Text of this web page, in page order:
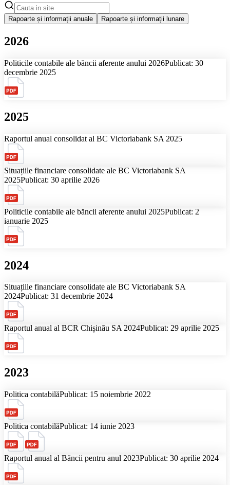
Rapoarte și informații anuale Rapoarte și informații lunare
2026
Politicile contabile ale băncii aferente anului 2026Publicat: 30
decembrie 2025
2025
Raportul anual consolidat al BC Victoriabank SA 2025
Situațiile financiare consolidate ale BC Victoriabank SA
2025Publicat: 30 aprilie 2026
Politicile contabile ale băncii aferente anului 2025Publicat: 2
ianuarie 2025
2024
Situațiile financiare consolidate ale BC Victoriabank SA
2024Publicat: 31 decembrie 2024
Raportul anual al BCR Chișinău SA 2024Publicat: 29 aprilie 2025
2023
Politica contabilăPublicat: 15 noiembrie 2022
Politica contabilăPublicat: 14 iunie 2023
Raportul anual al Băncii pentru anul 2023Publicat: 30 aprilie 2024